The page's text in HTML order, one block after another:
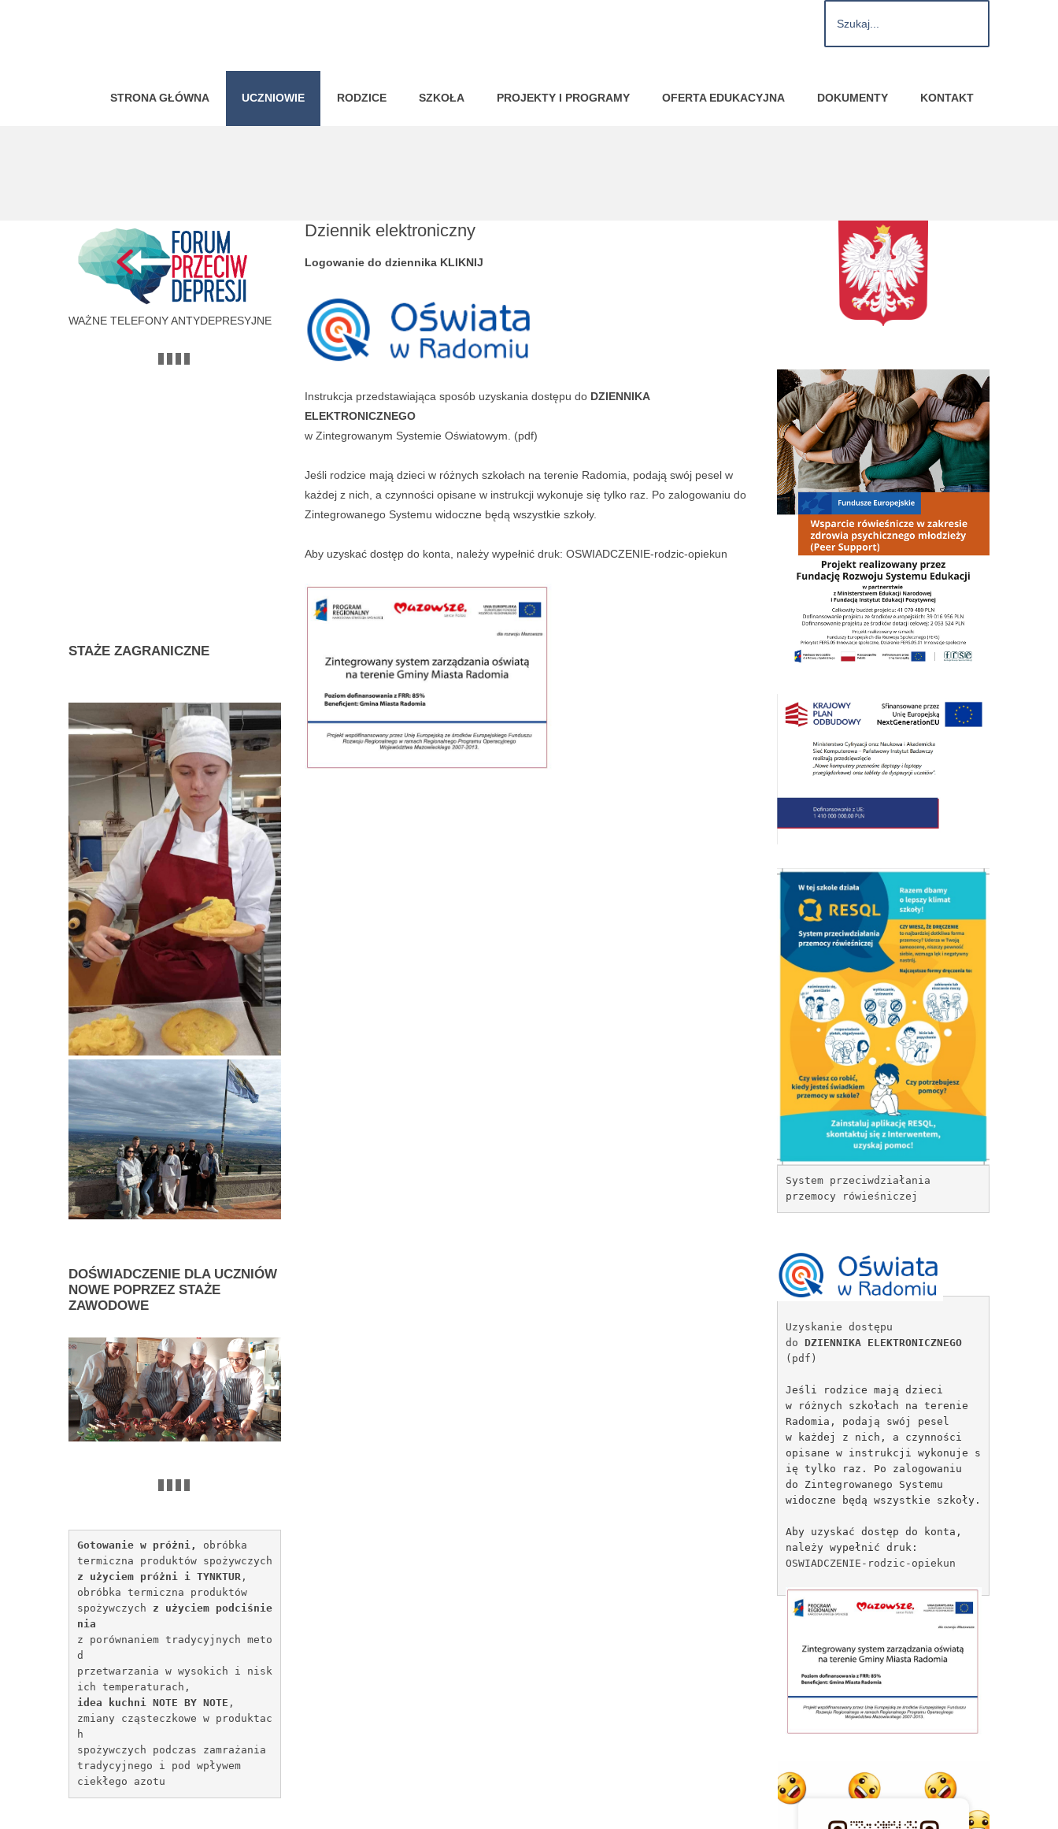
STRONA GŁÓWNA UCZNIOWIE RODZICE SZKOŁA PROJEKTY I PROGRAMY OFERTA EDUKACYJNA DOKUMENTY KONTAKT
Dziennik elektroniczny
Logowanie do dziennika KLIKNIJ
Instrukcja przedstawiająca sposób uzyskania dostępu do DZIENNIKA
ELEKTRONICZNEGO
w Zintegrowanym Systemie Oświatowym. (pdf)
Jeśli rodzice mają dzieci w różnych szkołach na terenie Radomia, podają swój pesel w
każdej z nich, a czynności opisane w instrukcji wykonuje się tylko raz. Po zalogowaniu do
Zintegrowanego Systemu widoczne będą wszystkie szkoły.
Aby uzyskać dostęp do konta, należy wypełnić druk: OSWIADCZENIE-rodzic-opiekun
WAŻNE TELEFONY ANTYDEPRESYJNE
STAŻE ZAGRANICZNE
DOŚWIADCZENIE DLA UCZNIÓW
NOWE POPRZEZ STAŻE
ZAWODOWE
Gotowanie w próżni, obróbka
termiczna produktów
z użyciem próżni i TYNKTUR,
obróbka termiczna produktów
spożywczych z użyciem podciśnie
nia
z porównaniem tradycyjnych meto
d
przetwarzania w wysokich i nisk
ich temperaturach,
idea kuchni NOTE BY NOTE ,
zmiany cząsteczkowe w produktac
h
spożywczych podczas zamrażania
tradycyjnego i pod wpływem
ciekłego azotu
System przeciwdziałania
przemocy rówieśniczej
Uzyskanie dostępu
do DZIENNIKA ELEKTRONICZNEGO
(pdf)
Jeśli rodzice mają dzieci
w różnych szkołach na terenie
Radomia, podają swój pesel
w każdej z nich, a czynności
opisane w instrukcji wykonuje s
ię tylko raz. Po zalogowaniu
do Zintegrowanego Systemu
widoczne będą wszystkie szkoły.
Aby uzyskać dostęp do konta,
należy wypełnić druk:
OSWIADCZENIE-rodzic-opiekun